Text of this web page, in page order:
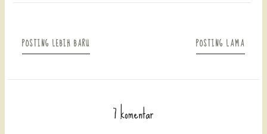
POSTING LEBIH BARU POSTING LAMA
7 komentar